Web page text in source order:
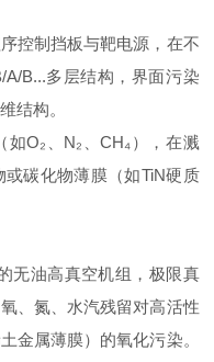
制挡板与靶电源，在不
B...多层结构，界面污染
结构。
O₂、N₂、CH₄），在溅
碳化物薄膜（如TiN硬质
油高真空机组，极限真
、氮、水汽残留对高活性
金属薄膜）的氧化污染。